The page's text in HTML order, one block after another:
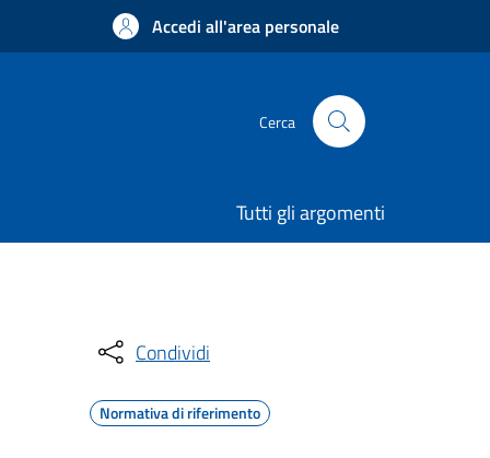
Accedi all'area personale
Cerca
Tutti gli argomenti
Condividi
Normativa di riferimento